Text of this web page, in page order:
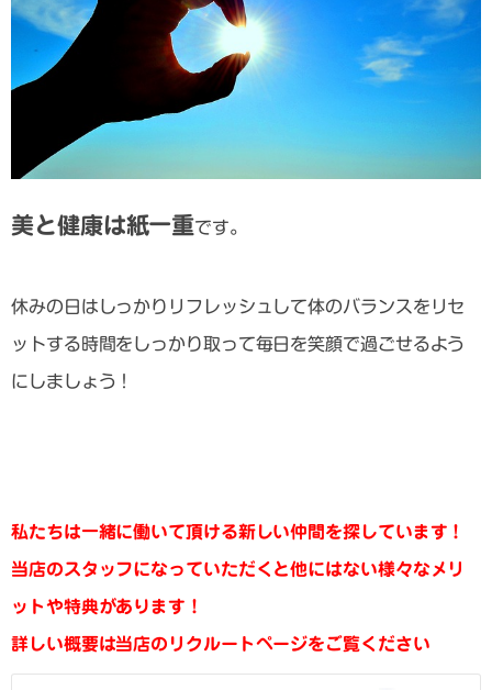
美と健康は紙一重です。
休みの日はしっかりリフレッシュして体のバランスをリセ
ットする時間をしっかり取って毎日を笑顔で過ごせるよう
にしましょう！
私たちは一緒に働いて頂ける新しい仲間を探しています！
当店のスタッフになっていただくと他にはない様々なメリ
ットや特典があります！
詳しい概要は当店のリクルートページをご覧ください